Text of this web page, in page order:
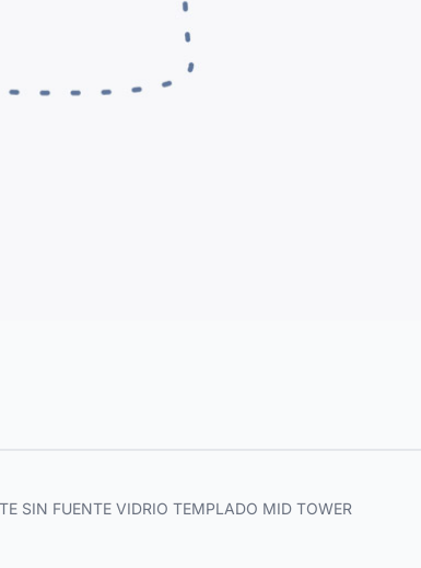
SIN FUENTE VIDRIO TEMPLADO MID TOWER